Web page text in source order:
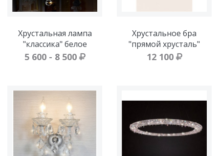
Хрустальная лампа
"классика" белое
5 600 - 8 500
Хрустальное бра
"прямой хрусталь"
12 100